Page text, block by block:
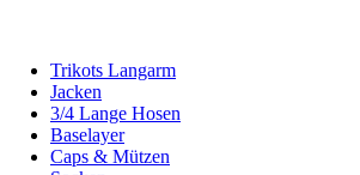
Trikots Langarm
Jacken
3/4 Lange Hosen
Baselayer
Caps & Mützen